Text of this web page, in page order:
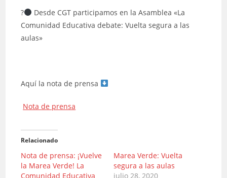
entrada:
?
Desde CGT participamos en la Asamblea «La
Comunidad Educativa debate: Vuelta segura a las
aulas»
Aquí la nota de prensa
Nota de prensa
Relacionado
Nota de prensa: ¡Vuelve
la Marea Verde! La
Comunidad Educativa
Marea Verde: Vuelta
segura a las aulas
julio 28, 2020